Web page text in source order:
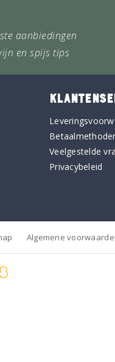
aanbiedingen
en spijs tips
Veelgestelde
Privacybeleid
Algemene